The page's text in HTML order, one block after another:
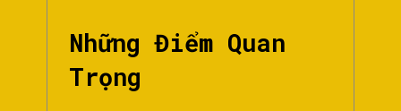
Những Điểm Quan
Trọng